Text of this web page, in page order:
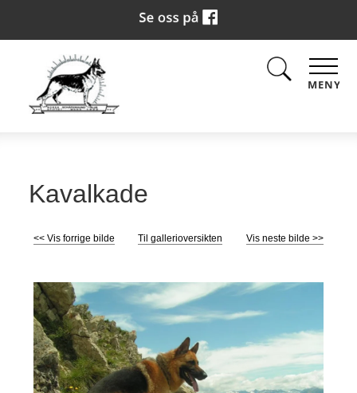
MENY
Kavalkade
<< Vis forrige bilde Til gallerioversikten Vis neste bilde >>